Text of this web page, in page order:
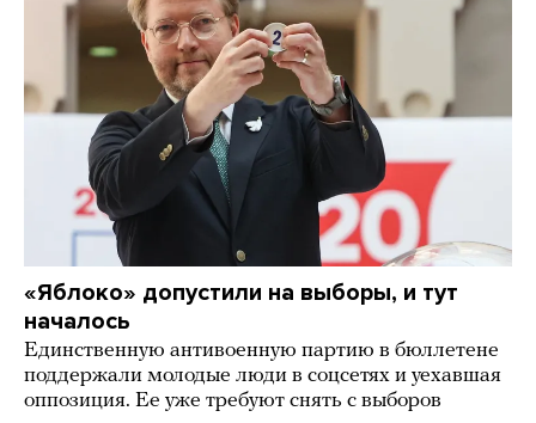
«Яблоко» допустили на выборы, и тут
началось
Единственную антивоенную партию в бюллетене
поддержали молодые люди в соцсетях и уехавшая
оппозиция. Ее уже требуют снять с выборов